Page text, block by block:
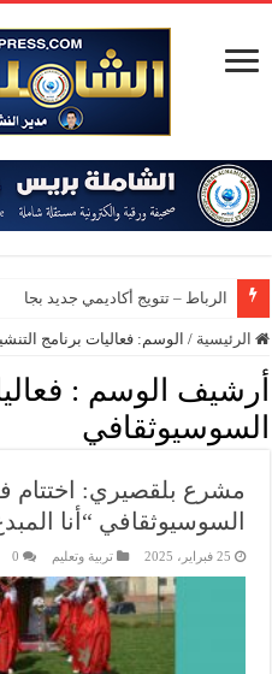
الرباط – تتويج أكاديمي جديد
الرئيسية / الوسم:فعاليات برنامج
أرشيف الوسم :
السوسيوثقافي
مشرع بلقصيري: اختتام
السوسيوثقافي “أنا
25 فبراير، 2025 تربية وتعليم 0